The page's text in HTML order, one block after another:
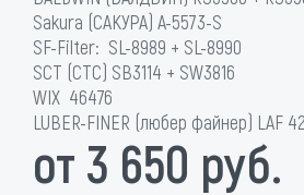
Sakura (САКУРА) A-5573-S
SF-Filter: SL-8989 + SL-8990
SCT (СТС) SB3114 + SW3816
WIX 46476
LUBER-FINER (любер файнер) LAF
от 3 650 руб.